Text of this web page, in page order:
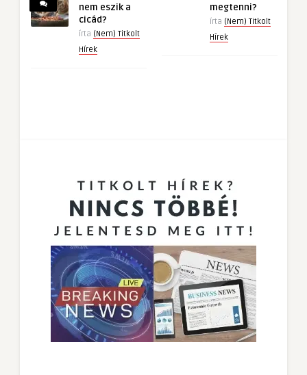
nem eszik a
cicád?
írta (Nem) Titkolt
Hírek
megtenni?
írta (Nem) Titkolt
Hírek